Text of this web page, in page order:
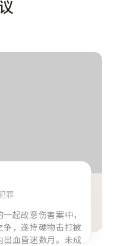
罪
起故意伤害案中，
，遂持硬物击打被
血昏迷数月。未成